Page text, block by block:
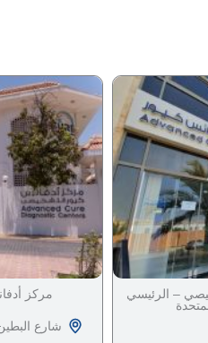
– الرئيسي
مركز
شارع